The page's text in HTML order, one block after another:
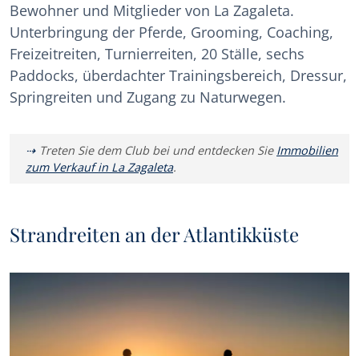
Bewohner und Mitglieder von La Zagaleta.
Unterbringung der Pferde, Grooming, Coaching,
Freizeitreiten, Turnierreiten, 20 Ställe, sechs
Paddocks, überdachter Trainingsbereich, Dressur,
Springreiten und Zugang zu Naturwegen.
Treten Sie dem Club bei und entdecken Sie Immobilien
zum Verkauf in La Zagaleta.
Strandreiten an der Atlantikküste